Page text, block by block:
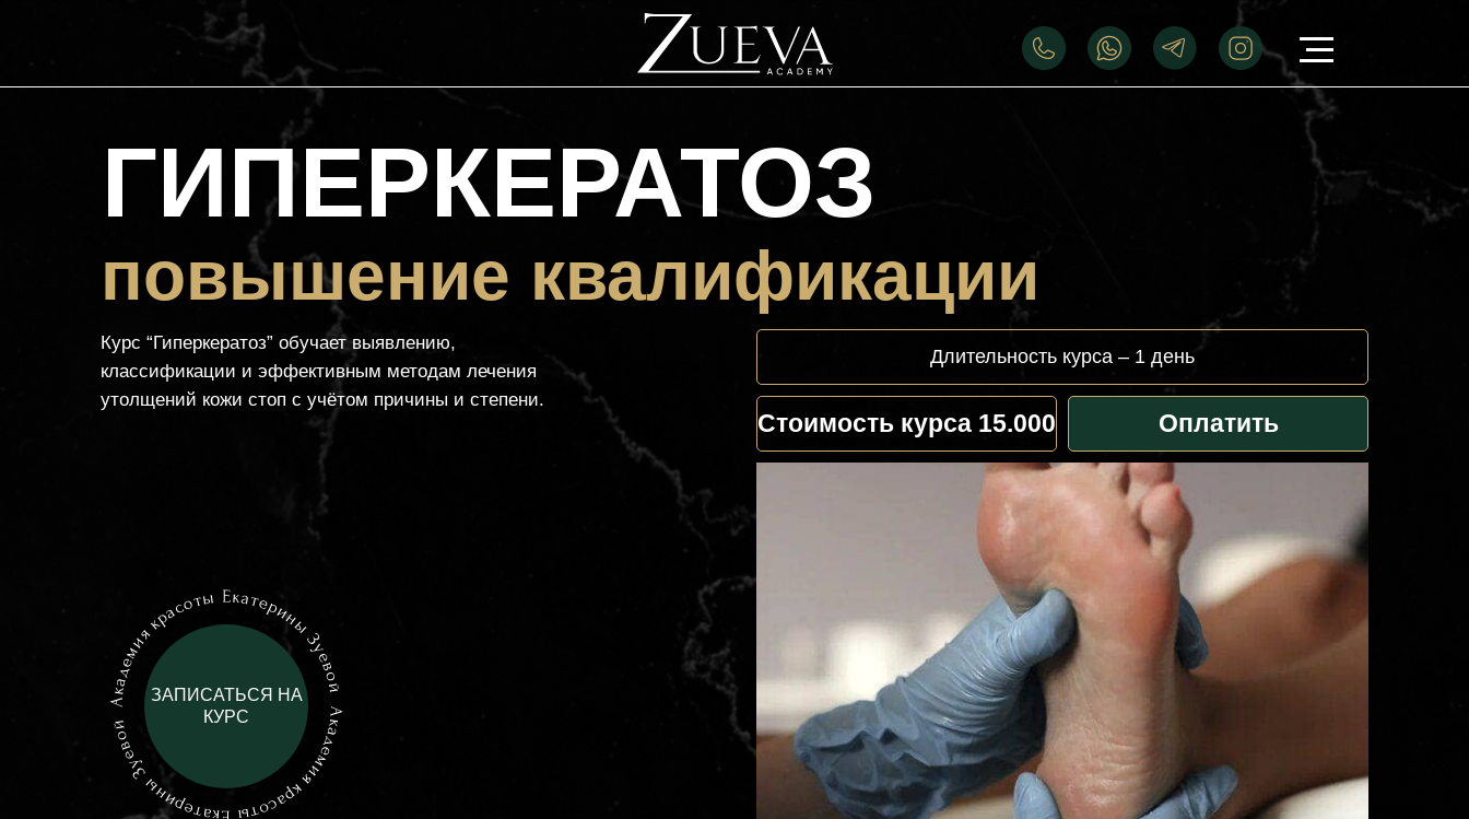
ГИПЕРКЕРАТОЗ
повышение квалификации
Курс “Гиперкератоз” обучает выявлению,
классификации и эффективным методам лечения
утолщений кожи стоп с учётом причины и степени.
ЗАПИСАТЬСЯ НА
КУРС
Длительность курса – 1 день
Стоимость курса 15.000 Оплатить